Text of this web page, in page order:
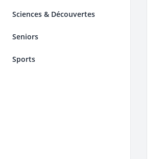
Sciences & Découvertes
Seniors
Sports